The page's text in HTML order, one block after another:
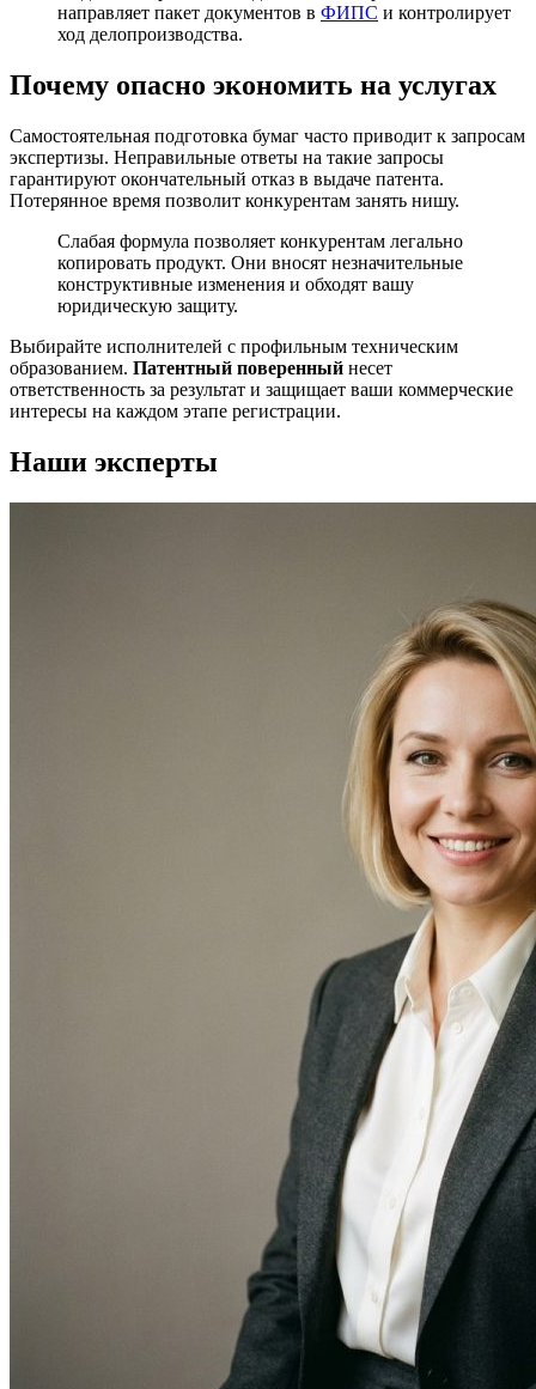
направляет пакет документов в ФИПС и контролирует
ход делопроизводства.
Почему опасно экономить на услугах
Самостоятельная подготовка бумаг часто приводит к запросам
экспертизы. Неправильные ответы на такие запросы
гарантируют окончательный отказ в выдаче патента.
Потерянное время позволит конкурентам занять нишу.
Слабая формула позволяет конкурентам легально
копировать продукт. Они вносят незначительные
конструктивные изменения и обходят вашу
юридическую защиту.
Выбирайте исполнителей с профильным техническим
образованием. Патентный поверенный несет
ответственность за результат и защищает ваши коммерческие
интересы на каждом этапе регистрации.
Наши эксперты